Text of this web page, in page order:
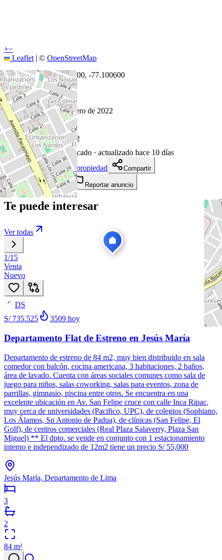
+−
Leaflet | © OpenStreetMap
Coordenadas:-11.998300, -77.100600
Cómo llegar
Publicado 28 de enero de 2022
18visitas
28 de enero de 2022
1651días en el mercado · actualizado hace 10 días
Descargar ficha de propiedad
Compartir
Añadir a tablero Reportar anuncio
Te puede interesar
Ver todas
1/15
Venta
Nuevo
47
DS
S/ 735.525
3509 hoy
Departamento Flat de Estreno en Jesús María
Departamento de estreno de 84 m2, muy bien distribuido en sala
comedor con balcón, cocina americana, 3 habitaciones, 2 baños,
área de lavado. Cuenta con áreas sociales comunes como sala de
juego para niños, salas coworking, salas para eventos, zona de
parrillas, gimnasio, piscina entre otros. Se encuentra en una
excelente ubicación en Av. San Felipe cruce con calle Inca Ripac,
muy cerca de universidades (Pacifico, UPC), de colegios (Sophiano,
Los Álamos, Sn Antonio de Padua), de clínicas (San Felipe, El
Golf), de centros comerciales (Real Plaza Salaverry, Plaza San
Miguel) ** El dpto. se vende en conjunto con 1 estacionamiento
interno e independizado de 12m2 tiene un precio S/ 55,000
Jesús María, Departamento de Lima
3
2
84 m²